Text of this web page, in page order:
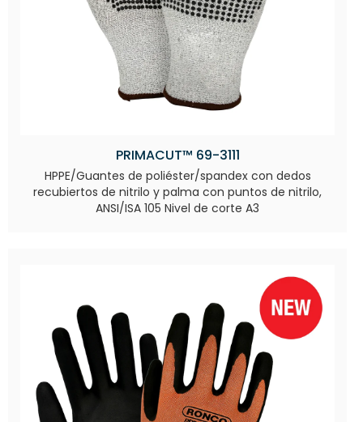
PRIMACUT™ 69-3111
HPPE/Guantes de poliéster/spandex con dedos
recubiertos de nitrilo y palma con puntos de nitrilo,
ANSI/ISA 105 Nivel de corte A3